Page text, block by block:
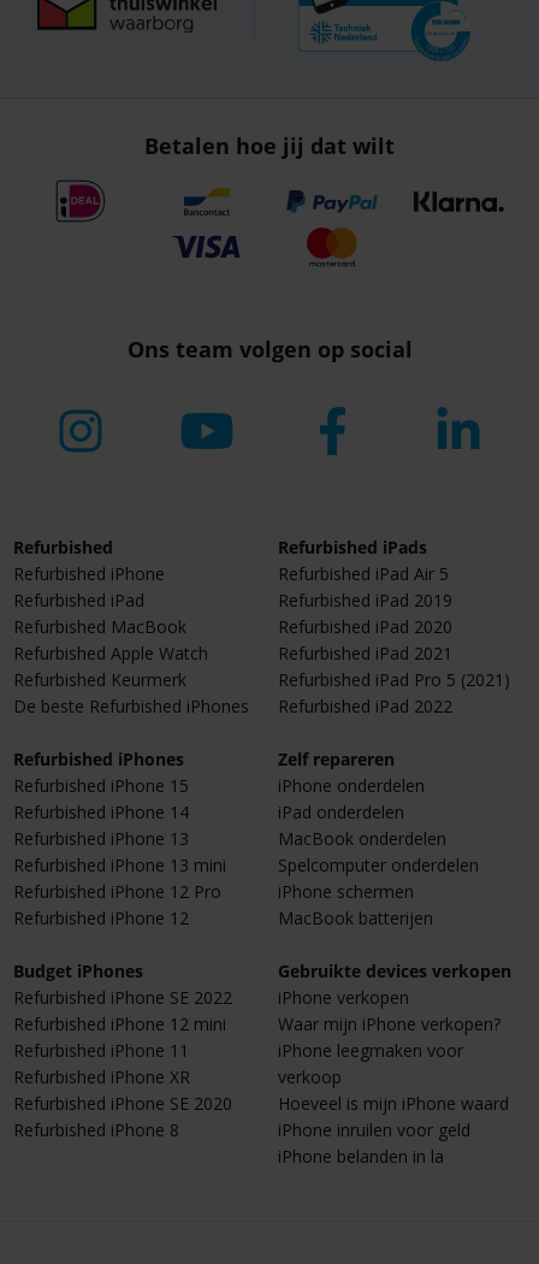
Betalen hoe jij dat wilt
Ons team volgen op social
Refurbished
Refurbished iPhone
Refurbished iPad
Refurbished MacBook
Refurbished Apple Watch
Refurbished Keurmerk
De beste Refurbished iPhones
Refurbished iPhones
Refurbished iPhone 15
Refurbished iPhone 14
Refurbished iPhone 13
Refurbished iPhone 13 mini
Refurbished iPhone 12 Pro
Refurbished iPhone 12
Budget iPhones
Refurbished iPhone SE 2022
Refurbished iPhone 12 mini
Refurbished iPhone 11
Refurbished iPhone XR
Refurbished iPhone SE 2020
Refurbished iPhone 8
Refurbished iPads
Refurbished iPad Air 5
Refurbished iPad 2019
Refurbished iPad 2020
Refurbished iPad 2021
Refurbished iPad Pro 5 (2021)
Refurbished iPad 2022
Zelf repareren
iPhone onderdelen
iPad onderdelen
MacBook onderdelen
Spelcomputer onderdelen
iPhone schermen
MacBook batterijen
Gebruikte devices verkopen
iPhone verkopen
Waar mijn iPhone verkopen?
iPhone leegmaken voor
verkoop
Hoeveel is mijn iPhone waard
iPhone inruilen voor geld
iPhone belanden in la